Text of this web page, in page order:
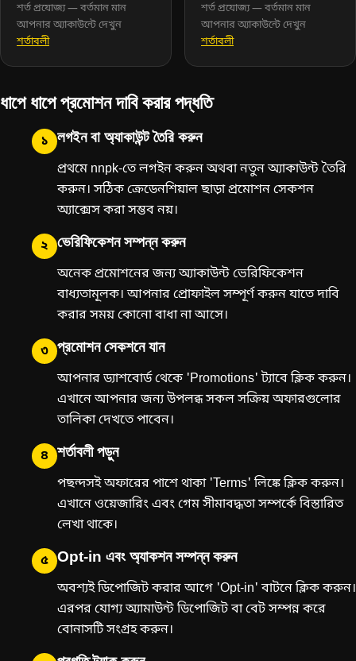
শর্ত প্রযোজ্য — বর্তমান মান
আপনার অ্যাকাউন্টে দেখুন
শর্তাবলী
শর্ত প্রযোজ্য — বর্তমান মান
আপনার অ্যাকাউন্টে দেখুন
শর্তাবলী
ধাপে ধাপে প্রমোশন দাবি করার পদ্ধতি
১ লগইন বা অ্যাকাউন্ট তৈরি করুন
প্রথমে nnpk-তে লগইন করুন অথবা নতুন অ্যাকাউন্ট তৈরি
করুন। সঠিক ক্রেডেনশিয়াল ছাড়া প্রমোশন সেকশন
অ্যাক্সেস করা সম্ভব নয়।
২ ভেরিফিকেশন সম্পন্ন করুন
অনেক প্রমোশনের জন্য অ্যাকাউন্ট ভেরিফিকেশন
বাধ্যতামূলক। আপনার প্রোফাইল সম্পূর্ণ করুন যাতে দাবি
করার সময় কোনো বাধা না আসে।
৩ প্রমোশন সেকশনে যান
আপনার ড্যাশবোর্ড থেকে 'Promotions' ট্যাবে ক্লিক করুন।
এখানে আপনার জন্য উপলব্ধ সকল সক্রিয় অফারগুলোর
তালিকা দেখতে পাবেন।
৪ শর্তাবলী পড়ুন
পছন্দসই অফারের পাশে থাকা 'Terms' লিঙ্কে ক্লিক করুন।
এখানে ওয়েজারিং এবং গেম সীমাবদ্ধতা সম্পর্কে বিস্তারিত
লেখা থাকে।
৫ Opt-in এবং অ্যাকশন সম্পন্ন করুন
অবশ্যই ডিপোজিট করার আগে 'Opt-in' বাটনে ক্লিক করুন।
এরপর যোগ্য অ্যামাউন্ট ডিপোজিট বা বেট সম্পন্ন করে
বোনাসটি সংগ্রহ করুন।